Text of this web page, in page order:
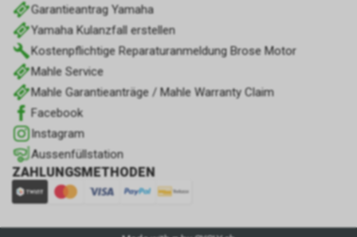
Garantieantrag Yamaha
Yamaha Kulanzfall erstellen
Kostenpflichtige Reparaturanmeldung Brose Motor
Mahle Service
Mahle Garantieanträge / Mahle Warranty Claim
Facebook
Instagram
Aussenfüllstation
ZAHLUNGSMETHODEN